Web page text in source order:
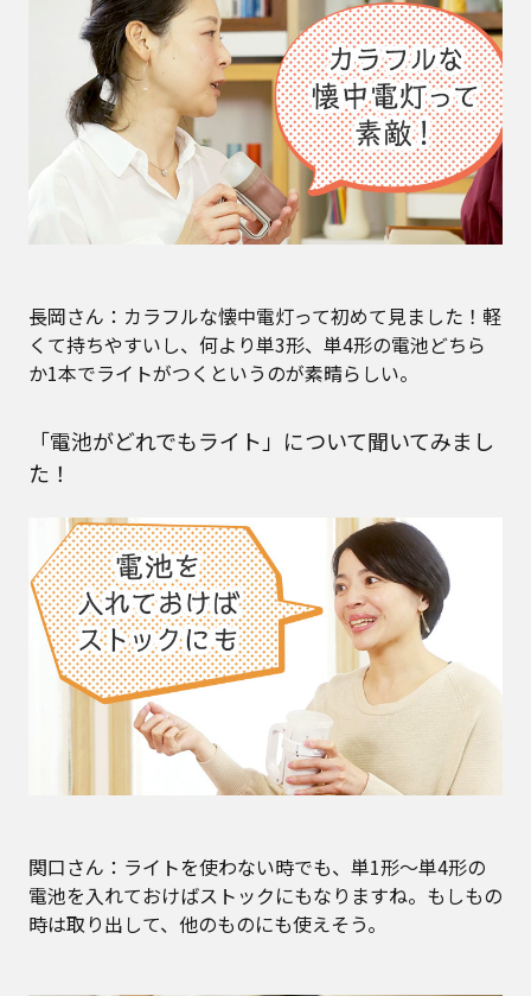
長岡さん：カラフルな懐中電灯って初めて見ました！軽
くて持ちやすいし、何より単3形、単4形の電池どちら
か1本でライトがつくというのが素晴らしい。
「電池がどれでもライト」について聞いてみまし
た！
関口さん：ライトを使わない時でも、単1形～単4形の
電池を入れておけばストックにもなりますね。もしもの
時は取り出して、他のものにも使えそう。